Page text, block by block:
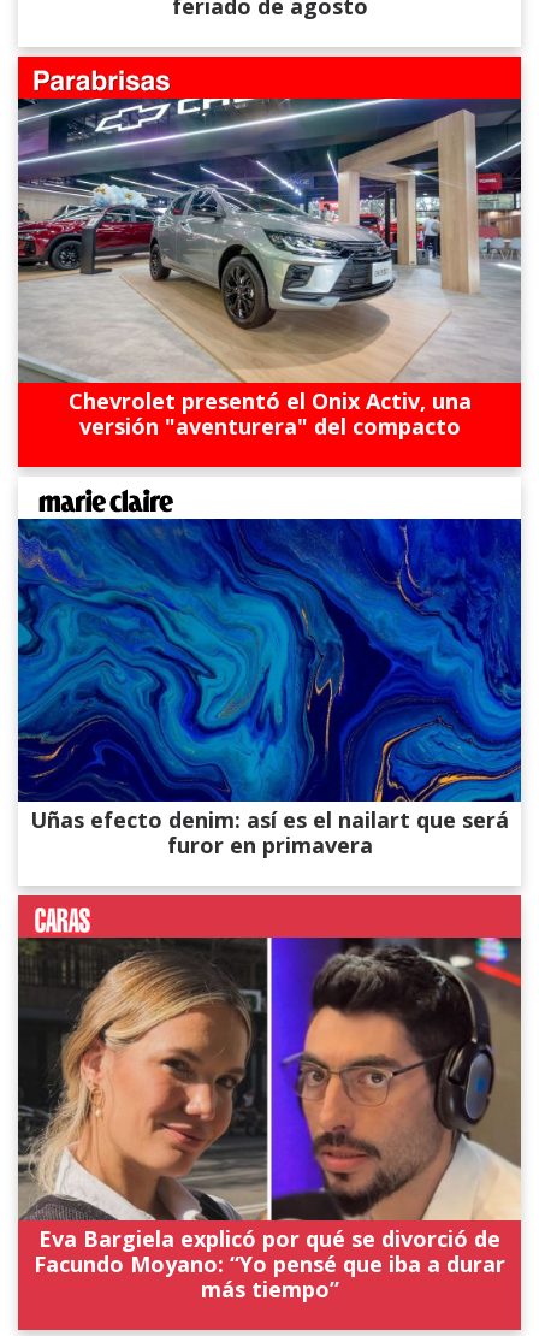
feriado de agosto
Chevrolet presentó el Onix Activ, una
versión "aventurera" del compacto
Uñas efecto denim: así es el nailart que será
furor en primavera
Eva Bargiela explicó por qué se divorció de
Facundo Moyano: “Yo pensé que iba a durar
más tiempo”